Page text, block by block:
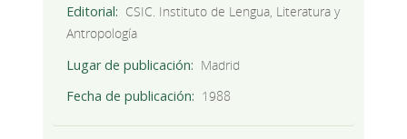
Editorial
CSIC. Instituto de Lengua, Literatura y
Antropología
Lugar de publicación
Madrid
Fecha de publicación
1988